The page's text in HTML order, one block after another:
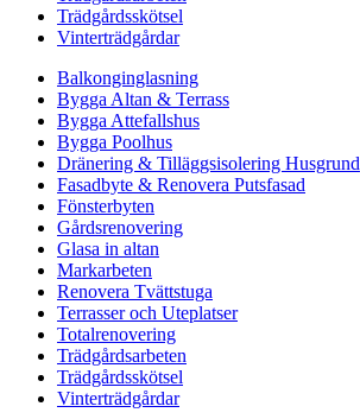
Trädgårdsskötsel
Vinterträdgårdar
Balkonginglasning
Bygga Altan & Terrass
Bygga Attefallshus
Bygga Poolhus
Dränering & Tilläggsisolering Husgrund
Fasadbyte & Renovera Putsfasad
Fönsterbyten
Gårdsrenovering
Glasa in altan
Markarbeten
Renovera Tvättstuga
Terrasser och Uteplatser
Totalrenovering
Trädgårdsarbeten
Trädgårdsskötsel
Vinterträdgårdar